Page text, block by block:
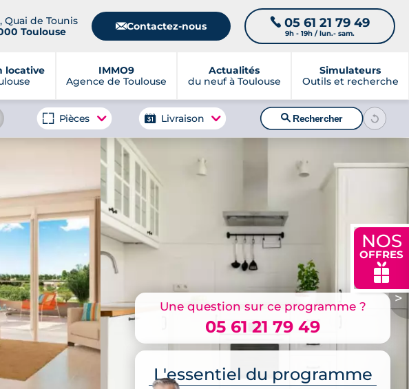
Quai de Tounis
Toulouse
📧Contactez-nous 📞 05 61 21 79 49
9h - 19h / lun.- sam.
locative
IMMO9
Agence de Toulouse
Actualités
du neuf à Toulouse
Simulateurs
Outils et recherche
NOS
OFFRES
🎁
Pièces Livraison 🔍Rechercher
>
Une question sur ce programme ?
05 61 21 79 49
L'essentiel du programme